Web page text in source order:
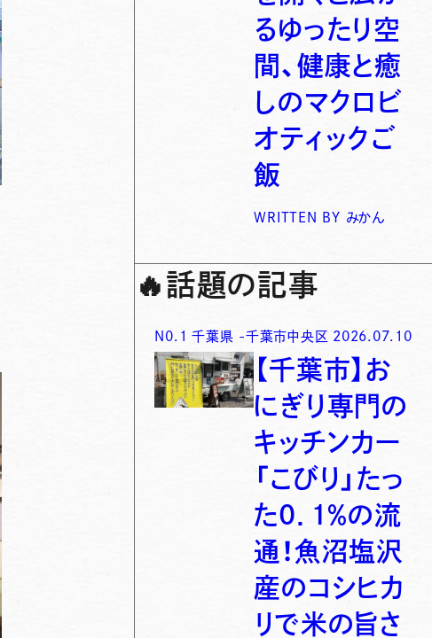
るゆったり空
間、健康と癒
しのマクロビ
オティックご
飯
WRITTEN BY みかん
🔥 話題の記事
N0. 1 千葉県 -千葉市中央区 2026.07.10
【千葉市】お
にぎり専門の
キッチンカー
「こびり」たっ
た0．1％の流
通！魚沼塩沢
産のコシヒカ
リで米の旨さ